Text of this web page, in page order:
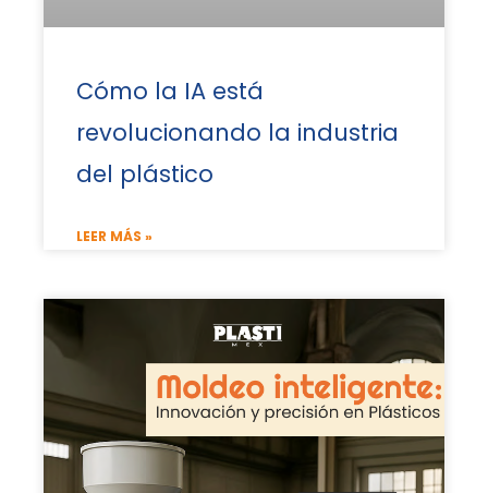
Cómo la IA está
revolucionando la industria
del plástico
LEER MÁS »